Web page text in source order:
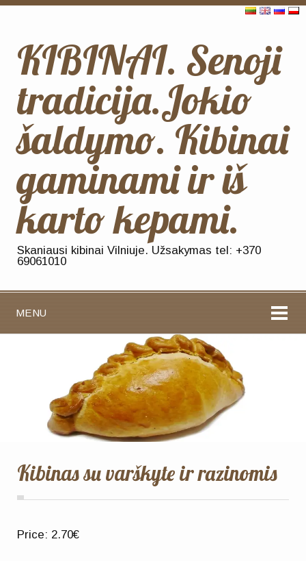
KIBINAI. Senoji
tradicija.Jokio
šaldymo. Kibinai
gaminami ir iš
karto kepami.
Skaniausi kibinai Vilniuje. Užsakymas tel: +370
69061010
MENU
Kibinas su varškyte ir razinomis
Price: 2.70€